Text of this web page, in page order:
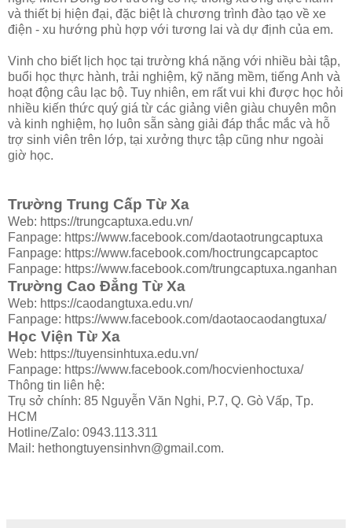
và thiết bị hiện đại, đặc biệt là chương trình đào tạo về xe
điện - xu hướng phù hợp với tương lai và dự định của em.
Vinh cho biết lịch học tại trường khá nặng với nhiều bài tập,
buổi học thực hành, trải nghiệm, kỹ năng mềm, tiếng Anh và
hoạt động câu lạc bộ. Tuy nhiên, em rất vui khi được học hỏi
nhiều kiến thức quý giá từ các giảng viên giàu chuyên môn
và kinh nghiệm, họ luôn sẵn sàng giải đáp thắc mắc và hỗ
trợ sinh viên trên lớp, tại xưởng thực tập cũng như ngoài
giờ học.
Trường Trung Cấp Từ Xa
Web: https://trungcaptuxa.edu.vn/
Fanpage: https://www.facebook.com/daotaotrungcaptuxa
Fanpage: https://www.facebook.com/hoctrungcapcaptoc
Fanpage: https://www.facebook.com/trungcaptuxa.nganhan
Trường Cao Đẳng Từ Xa
Web: https://caodangtuxa.edu.vn/
Fanpage: https://www.facebook.com/daotaocaodangtuxa/
Học Viện Từ Xa
Web: https://tuyensinhtuxa.edu.vn/
Fanpage: https://www.facebook.com/hocvienhoctuxa/
Thông tin liên hệ:
Trụ sở chính: 85 Nguyễn Văn Nghi, P.7, Q. Gò Vấp, Tp.
HCM
Hotline/Zalo: 0943.113.311
Mail: hethongtuyensinhvn@gmail.com.